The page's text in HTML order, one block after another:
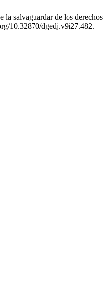
salvaguardar de los
10.32870/dgedj.v9i27.482.